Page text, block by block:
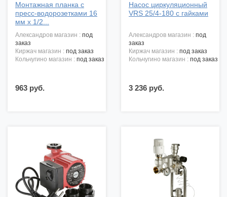
Монтажная планка с
пресс-водорозетками 16
мм х 1/2...
александров магазин : под
заказ
киржач магазин : под заказ
кольчугино магазин : под заказ
963 руб.
Насос циркуляционный
VRS 25/4-180 с гайками
александров магазин : под
заказ
киржач магазин : под заказ
кольчугино магазин : под заказ
3 236 руб.